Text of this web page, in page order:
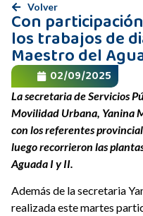
Volver
Con
los trabajos de
Maestro del
02/09/2025
La secretaria de Servicios
Movilidad Urbana, Yanina
con los referentes
luego recorrieron las
Aguada I y II.
Además de la secretaria
realizada este martes